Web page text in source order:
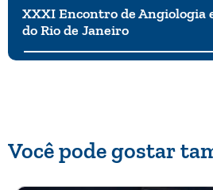
XXXI Encontro de Angiologia
do Rio de Janeiro
Você pode gostar